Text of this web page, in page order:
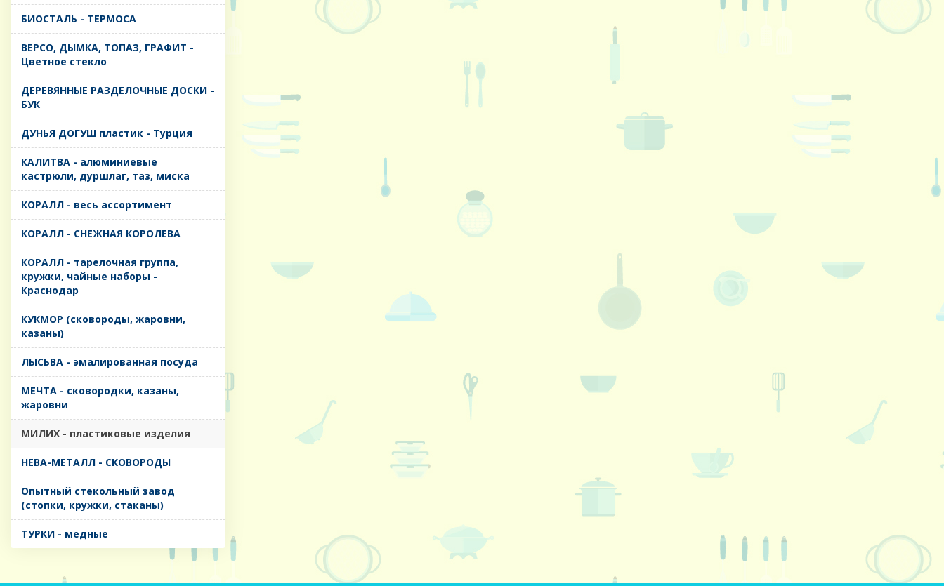
БИОСТАЛЬ - ТЕРМОСА
ВЕРСО, ДЫМКА, ТОПАЗ, ГРАФИТ -
Цветное стекло
ДЕРЕВЯННЫЕ РАЗДЕЛОЧНЫЕ ДОСКИ -
БУК
ДУНЬЯ ДОГУШ пластик - Турция
КАЛИТВА - алюминиевые
кастрюли, дуршлаг, таз, миска
КОРАЛЛ - весь ассортимент
КОРАЛЛ - СНЕЖНАЯ КОРОЛЕВА
КОРАЛЛ - тарелочная группа,
кружки, чайные наборы -
Краснодар
КУКМОР (сковороды, жаровни,
казаны)
ЛЫСЬВА - эмалированная посуда
МЕЧТА - сковородки, казаны,
жаровни
МИЛИХ - пластиковые изделия
НЕВА-МЕТАЛЛ - СКОВОРОДЫ
Опытный стекольный завод
(стопки, кружки, стаканы)
ТУРКИ - медные